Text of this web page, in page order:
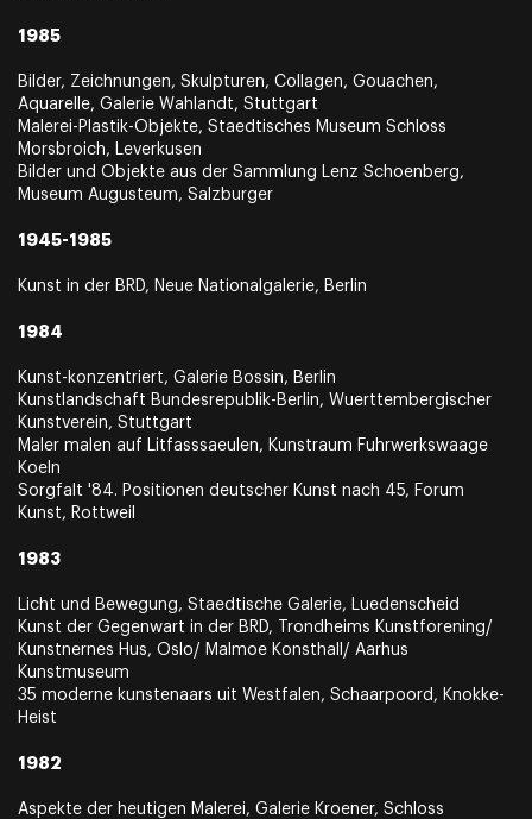
1985
Bilder, Zeichnungen, Skulpturen, Collagen, Gouachen,
Aquarelle, Galerie Wahlandt, Stuttgart
Malerei-Plastik-Objekte, Staedtisches Museum Schloss
Morsbroich, Leverkusen
Bilder und Objekte aus der Sammlung Lenz Schoenberg,
Museum Augusteum, Salzburger
1945-1985
Kunst in der BRD, Neue Nationalgalerie, Berlin
1984
Kunst-konzentriert, Galerie Bossin, Berlin
Kunstlandschaft Bundesrepublik-Berlin, Wuerttembergischer
Kunstverein, Stuttgart
Maler malen auf Litfasssaeulen, Kunstraum Fuhrwerkswaage
Koeln
Sorgfalt '84. Positionen deutscher Kunst nach 45, Forum
Kunst, Rottweil
1983
Licht und Bewegung, Staedtische Galerie, Luedenscheid
Kunst der Gegenwart in der BRD, Trondheims Kunstforening/
Kunstnernes Hus, Oslo/ Malmoe Konsthall/ Aarhus
Kunstmuseum
35 moderne kunstenaars uit Westfalen, Schaarpoord, Knokke-
Heist
1982
Aspekte der heutigen Malerei, Galerie Kroener, Schloss